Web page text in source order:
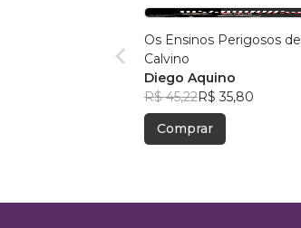
Os Ensinos Perigosos de
Calvino
Diego Aquino
R$ 45,22R$ 35,80
Comprar